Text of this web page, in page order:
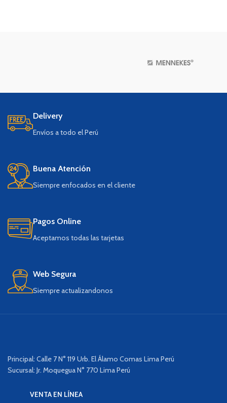
Delivery
Envíos a todo el Perú
Buena Atención
Siempre enfocados en el cliente
Pagos Online
Aceptamos todas las tarjetas
Web Segura
Siempre actualizandonos
Principal: Calle 7 N° 119 Urb. El Álamo Comas Lima Perú
Sucursal: Jr. Moquegua N° 770 Lima Perú
VENTA EN LÍNEA